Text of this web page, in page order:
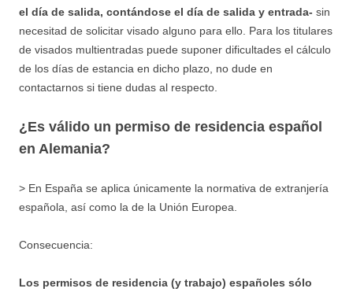
el día de salida, contándose el día de salida y entrada- sin
necesitad de solicitar visado alguno para ello. Para los titulares
de visados multientradas puede suponer dificultades el cálculo
de los días de estancia en dicho plazo, no dude en
contactarnos si tiene dudas al respecto.
¿Es válido un permiso de residencia español
en Alemania?
> En España se aplica únicamente la normativa de extranjería
española, así como la de la Unión Europea.
Consecuencia:
Los permisos de residencia (y trabajo) españoles sólo